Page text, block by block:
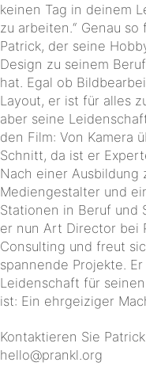
keinen Tag in deinem
zu arbeiten.“ Genau so
Patrick, der seine
Design zu seinem
hat. Egal ob
Layout, er ist für alles
aber seine
den Film: Von Kamera
Schnitt, da ist er
Nach einer Ausbildung
Mediengestalter und
Stationen in Beruf und
er nun Art Director bei
Consulting und freut
spannende Projekte.
Leidenschaft für
ist: Ein ehrgeiziger
Kontaktieren Sie
hello@prankl.org